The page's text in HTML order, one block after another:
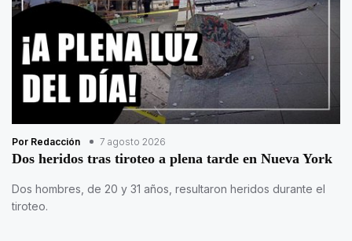
Por Redacción 7 agosto 2026
Dos heridos tras tiroteo a plena tarde en Nueva York
Dos hombres, de 20 y 31 años, resultaron heridos durante el
tiroteo.